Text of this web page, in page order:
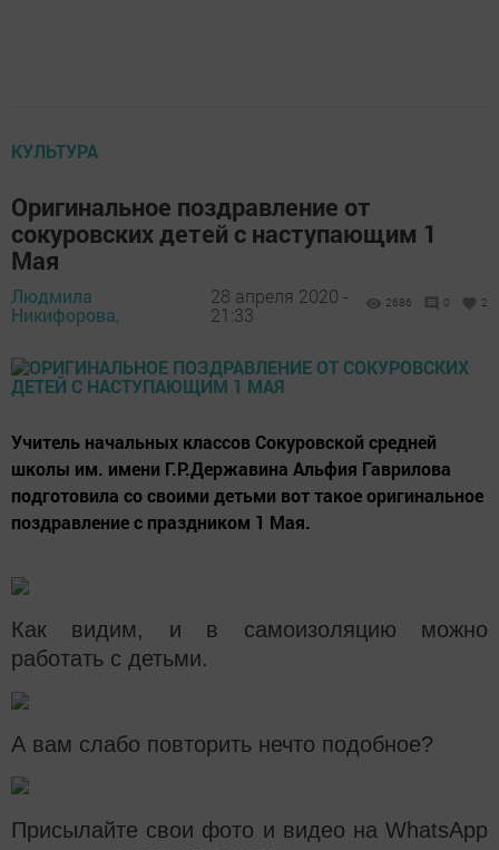
КУЛЬТУРА
Оригинальное поздравление от
сокуровских детей с наступающим 1
Мая
Людмила
Никифорова,
28 апреля 2020 -
21:33
2686 0 2
Учитель начальных классов Сокуровской средней
школы им. имени Г.Р.Державина Альфия Гаврилова
подготовила со своими детьми вот такое оригинальное
поздравление с праздником 1 Мая.
Как видим, и в самоизоляцию можно
работать с детьми.
А вам слабо повторить нечто подобное?
Присылайте свои фото и видео на WhatsApp